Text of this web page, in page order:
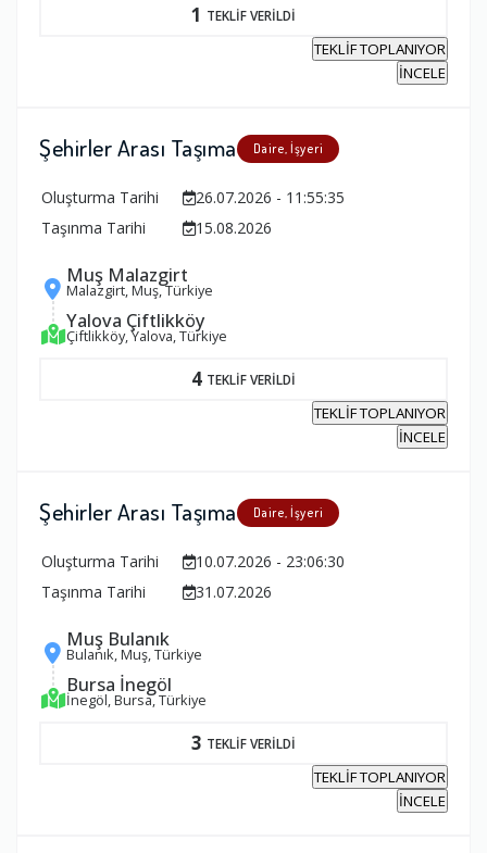
1 TEKLİF VERİLDİ
TEKLİF TOPLANIYOR
İNCELE
Şehirler Arası Taşıma Daire, İşyeri
Oluşturma Tarihi
26.07.2026 - 11:55:35
Taşınma Tarihi
15.08.2026
Muş Malazgirt
Malazgirt, Muş, Türkiye
Yalova Çiftlikköy
Çiftlikköy, Yalova, Türkiye
4 TEKLİF VERİLDİ
TEKLİF TOPLANIYOR
İNCELE
Şehirler Arası Taşıma Daire, İşyeri
Oluşturma Tarihi
10.07.2026 - 23:06:30
Taşınma Tarihi
31.07.2026
Muş Bulanık
Bulanık, Muş, Türkiye
Bursa İnegöl
İnegöl, Bursa, Türkiye
3 TEKLİF VERİLDİ
TEKLİF TOPLANIYOR
İNCELE